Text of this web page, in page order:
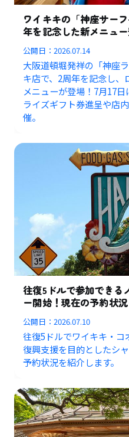
ワイキキの「神座サー
年を記念した新メニュ
公開日：2026.07.14
大阪道頓堀発祥の「神座
キ店で、2周年を記念し
メニューが登場！7月17
ライズギフト券進呈や店
催。
往復5ドルで参加できる
ー開始！現在の予約状
公開日：2026.07.10
往復5ドルでワイキキ・コ
復興支援を目的としたシ
予約状況を紹介します。